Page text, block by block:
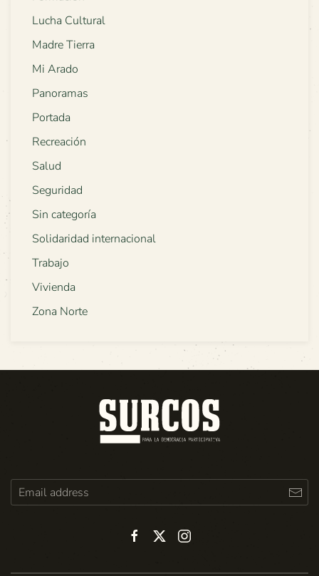
Lucha Cultural
Madre Tierra
Mi Arado
Panoramas
Portada
Recreación
Salud
Seguridad
Sin categoría
Solidaridad internacional
Trabajo
Vivienda
Zona Norte